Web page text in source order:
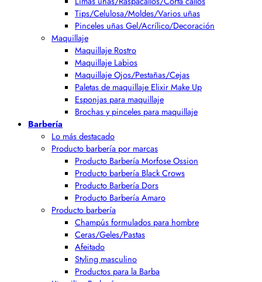
Tips/Celulosa/Moldes/Varios uñas
Pinceles uñas Gel/Acrílico/Decoración
Maquillaje
Maquillaje Rostro
Maquillaje Labios
Maquillaje Ojos/Pestañas/Cejas
Paletas de maquillaje Elixir Make Up
Esponjas para maquillaje
Brochas y pinceles para maquillaje
Barbería
Lo más destacado
Producto barbería por marcas
Producto Barbería Morfose Ossion
Producto barbería Black Crows
Producto Barbería Dors
Producto Barbería Amaro
Producto barbería
Champús formulados para hombre
Ceras/Geles/Pastas
Afeitado
Styling masculino
Productos para la Barba